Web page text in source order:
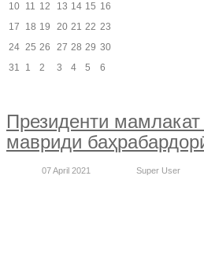
10 11 12 13 14 15 16
17
18 19 20 21 22 23
24 25 26 27 28 29 30
31
1 2 3 4 5 6
Президенти
мавриди
07 April 2021 Super User